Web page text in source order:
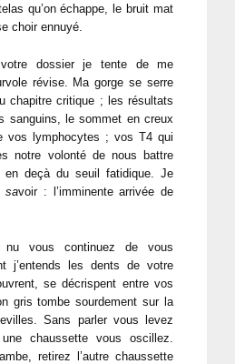
qu’on échappe, le bruit mat
choir ennuyé.
dossier je tente de me
révise. Ma gorge se serre
chapitre critique ; les résultats
sanguins, le sommet en creux
vos lymphocytes ; vos T4 qui
notre volonté de nous battre
deçà du seuil fatidique. Je
savoir : l’imminente arrivée de
nu vous continuez de vous
j’entends les dents de votre
se décrispent entre vos
gris tombe sourdement sur la
Sans parler vous levez
chaussette vous oscillez.
retirez l’autre chaussette